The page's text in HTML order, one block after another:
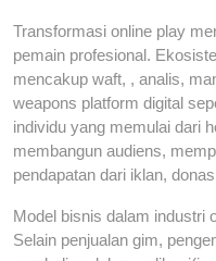
Transformasi online play
pemain profesional.
mencakup waft, , analis,
weapons platform digital
individu yang memulai dari
membangun audiens,
pendapatan dari iklan,
Model bisnis dalam industri
Selain penjualan gim,